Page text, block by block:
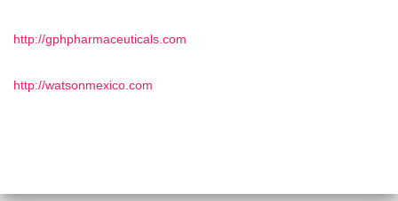
http://gphpharmaceuticals.com
http://watsonmexico.com